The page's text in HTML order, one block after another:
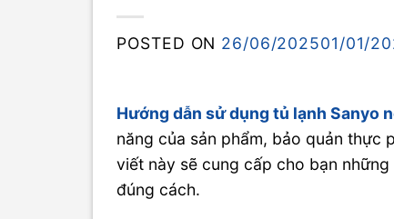
POSTED ON 26/06/202501/01/
Hướng dẫn sử dụng tủ lạnh Sanyo
năng của sản phẩm, bảo quản thực
viết này sẽ cung cấp cho bạn
đúng cách.